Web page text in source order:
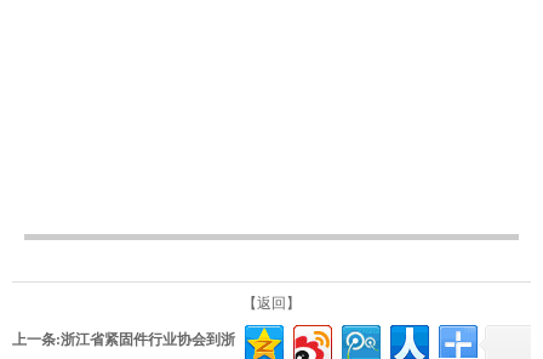
【返回】
上一条:浙江省紧固件行业协会到浙